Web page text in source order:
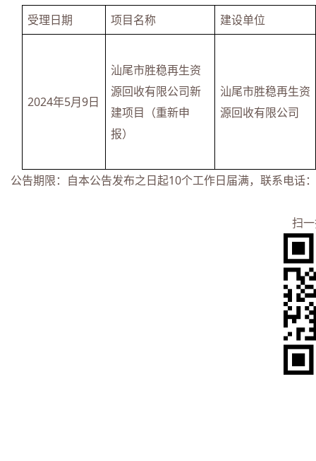
受理日期 项目名称 建设单位
2024年5月9日
汕尾市胜稳再生资
源回收有限公司新
建项目（重新申
报）
汕尾市胜稳再生资
源回收有限公司
公告期限：自本公告发布之日起10个工作日届满，联系电话
扫